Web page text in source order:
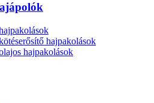
hajpakolások
hajpakolások